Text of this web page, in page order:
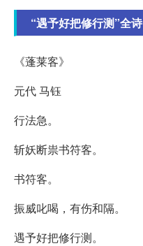
“遇予好把修行测”全诗
《蓬莱客》
元代 马钰
行法急。
斩妖断祟书符客。
书符客。
振威叱喝，有伤和隔。
遇予好把修行测。